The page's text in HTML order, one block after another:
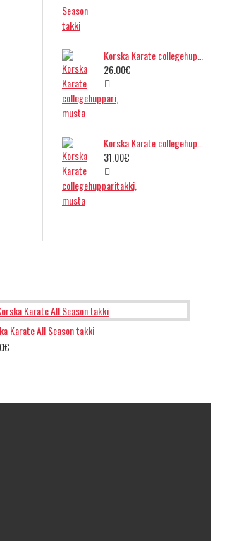
26.00€
31.00€
Karate All Season takki